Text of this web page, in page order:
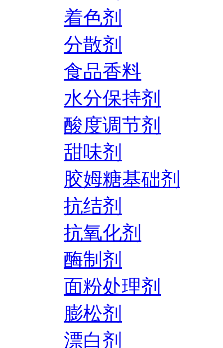
着色剂
分散剂
食品香料
水分保持剂
酸度调节剂
甜味剂
胶姆糖基础剂
抗结剂
抗氧化剂
酶制剂
面粉处理剂
膨松剂
漂白剂